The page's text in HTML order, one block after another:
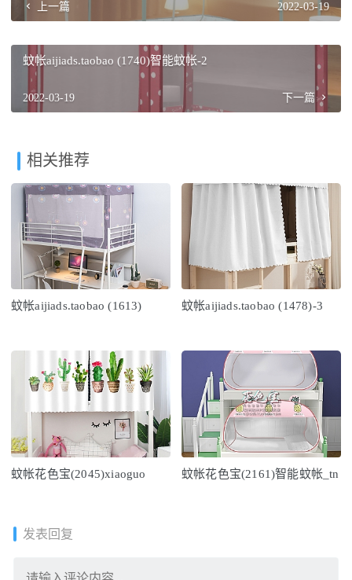
上一篇 2022-03-19
蚊帐aijiads.taobao (1740)智能蚊帐-2
2022-03-19 下一篇
相关推荐
蚊帐aijiads.taobao (1613) 蚊帐aijiads.taobao (1478)-3
蚊帐花色宝(2045)xiaoguo 蚊帐花色宝(2161)智能蚊帐_tn
发表回复